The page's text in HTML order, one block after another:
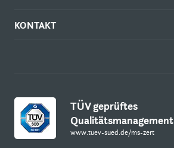
KONTAKT
TÜV geprüftes
Qualitätsmanagement
www.tuev-sued.de/ms-zert